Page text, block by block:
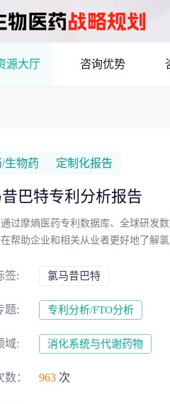
立项等服务
了解
精准投资决策
论证 交易风险把控
源大厅 咨询优势
生物药 定制化报告
巴特专利分析报告
过摩熵医药专利数据库、全球研发
帮助企业和相关从业者更好地了解
签: 氯马昔巴特
题: 专利分析/FTO分析
域: 消化系统与代谢药物
： 963 次